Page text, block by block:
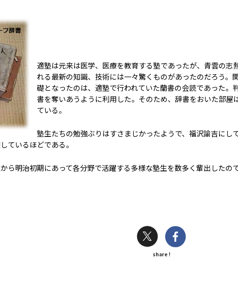
適塾は元来は医学、医療を教育する塾であったが、青雲の
れる最新の知識、技術には一々驚くものがあったのだろう
礎となったのは、適塾で行われていた蘭書の会読であった
書を奪いあうように利用した。そのため、辞書をおいた部
ている。
塾生たちの勉強ぶりはすさまじかったようで、福沢諭吉に
ているほどである。
ら明治初期にあって各分野で活躍する多様な塾生を数多く輩出したので
share !